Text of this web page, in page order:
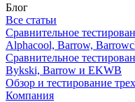
Блог
Все статьи
Сравнительное
Alphacool, Barrow,
Сравнительное
Bykski, Barrow и EKWB
Обзор и тестирование
Компания